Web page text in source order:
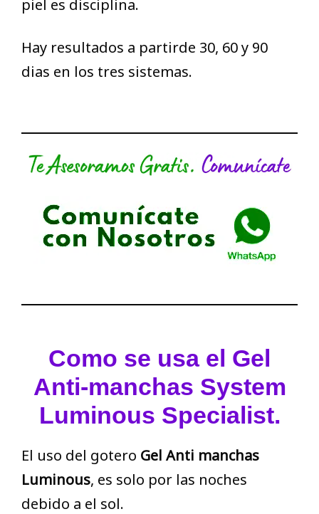
piel es disciplina.
Hay resultados a partirde 30, 60 y 90
dias en los tres sistemas.
Como se usa el Gel
Anti-manchas System
Luminous Specialist.
El uso del gotero Gel Anti manchas
Luminous, es solo por las noches
debido a el sol.